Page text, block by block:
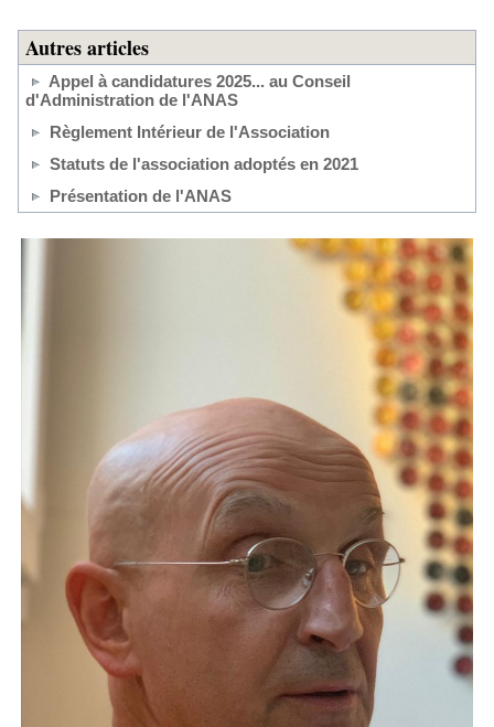
Autres articles
Appel à candidatures 2025... au Conseil
d'Administration de l'ANAS
Règlement Intérieur de l'Association
Statuts de l'association adoptés en 2021
Présentation de l'ANAS